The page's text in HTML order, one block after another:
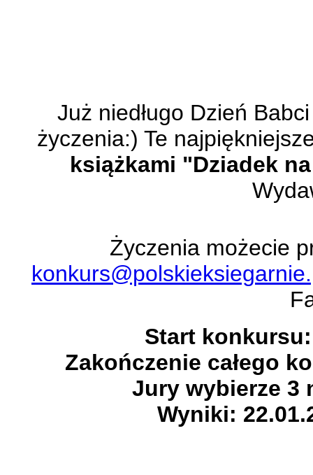
Już niedługo Dzień
życzenia:) Te
książkami "Dziadek
Życzenia możecie
Start konkursu:
Zakończenie całego
Jury wybierze 3
Wyniki: